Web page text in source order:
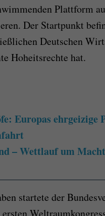
Plattform
Der Startpunkt
Deutschen
Hoheitsrechte hat.
Europas ehrgeizige
– Wettlauf um
startete der